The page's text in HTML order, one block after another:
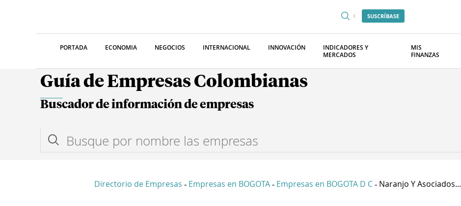
SUSCRÍBASE
PORTADA ECONOMIA NEGOCIOS INTERNACIONAL INNOVACIÓN
INDICADORES Y
MERCADOS
MIS
FINANZAS
Guía de Empresas Colombianas
Buscador de información de empresas
Directorio de Empresas - Empresas en BOGOTA - Empresas en BOGOTA D C - Naranjo Y Asociados...